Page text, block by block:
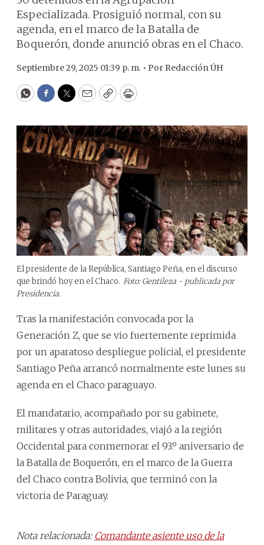
Especializada. Prosiguió normal, con su
agenda, en el marco de la Batalla de
Boquerón, donde anunció obras en el Chaco.
Septiembre 29, 2025 01:39 p. m. • Por Redacción ÚH
WhatsApp
Facebook
Twitter
EmailCopyPrint
El presidente de la República, Santiago Peña, en el discurso
que brindó hoy en el Chaco. Foto: Gentileza - publicada por
Presidencia.
Tras la manifestación convocada por la
Generación Z, que se vio fuertemente reprimida
por un aparatoso despliegue policial, el presidente
Santiago Peña arrancó normalmente este lunes su
agenda en el Chaco paraguayo.
El mandatario, acompañado por su gabinete,
militares y otras autoridades, viajó a la región
Occidental para conmemorar el 93.º aniversario de
la Batalla de Boquerón, en el marco de la Guerra
del Chaco contra Bolivia, que terminó con la
victoria de Paraguay.
Nota relacionada: Comandante asiente uso de la